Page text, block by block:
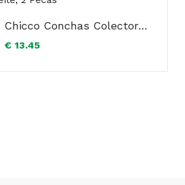
Chicco Conchas Colectoras De Leite, 2 Pecas
€ 13.45